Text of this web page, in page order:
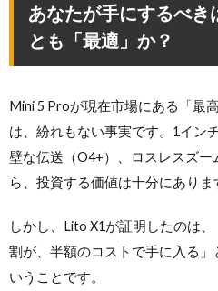
あなたが手にするべき
とも「最適」か？
Mini 5 Proが現在市場にある「最
は、紛れもない事実です。1イン
壁な伝送（O4+）、ロスレスズ
ら、投資する価値は十分にありま
しかし、Lito X1が証明したのは
割が、半額のコストで手に入る
いうことです。